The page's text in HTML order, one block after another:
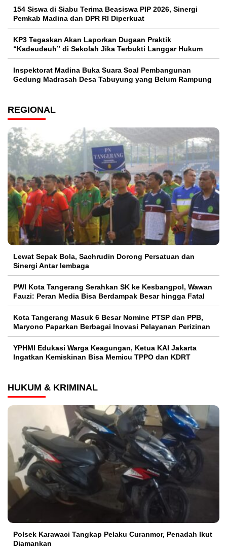
154 Siswa di Siabu Terima Beasiswa PIP 2026, Sinergi
Pemkab Madina dan DPR RI Diperkuat
KP3 Tegaskan Akan Laporkan Dugaan Praktik
“Kadeudeuh” di Sekolah Jika Terbukti Langgar Hukum
Inspektorat Madina Buka Suara Soal Pembangunan
Gedung Madrasah Desa Tabuyung yang Belum Rampung
REGIONAL
Lewat Sepak Bola, Sachrudin Dorong Persatuan dan
Sinergi Antar lembaga
PWI Kota Tangerang Serahkan SK ke Kesbangpol, Wawan
Fauzi: Peran Media Bisa Berdampak Besar hingga Fatal
Kota Tangerang Masuk 6 Besar Nomine PTSP dan PPB,
Maryono Paparkan Berbagai Inovasi Pelayanan Perizinan
YPHMI Edukasi Warga Keagungan, Ketua KAI Jakarta
Ingatkan Kemiskinan Bisa Memicu TPPO dan KDRT
HUKUM & KRIMINAL
Polsek Karawaci Tangkap Pelaku Curanmor, Penadah Ikut
Diamankan